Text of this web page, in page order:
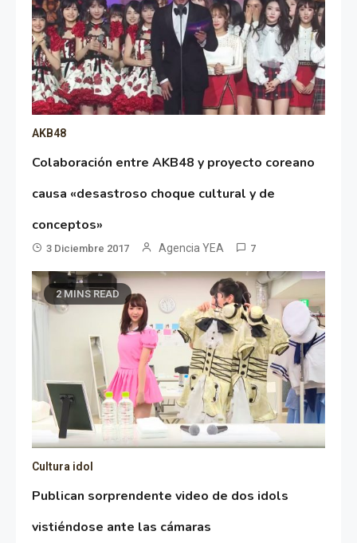
AKB48
Colaboración entre AKB48 y proyecto coreano
causa «desastroso choque cultural y de
conceptos»
3 Diciembre 2017 Agencia YEA 7
2 MINS READ
Cultura idol
Publican sorprendente video de dos idols
vistiéndose ante las cámaras